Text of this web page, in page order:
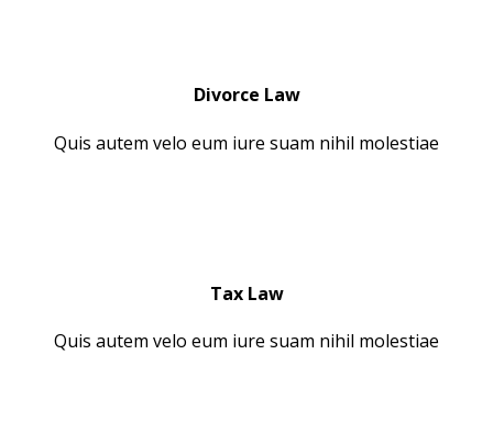
Divorce Law
Quis autem velo eum iure suam nihil molestiae
Tax Law
Quis autem velo eum iure suam nihil molestiae